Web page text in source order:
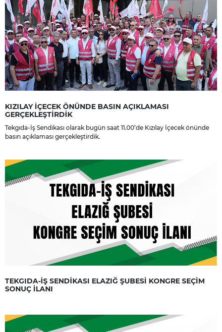
KIZILAY İÇECEK ÖNÜNDE BASIN AÇIKLAMASI
GERÇEKLEŞTİRDİK
Tekgıda-İş Sendikası olarak bugün saat 11.00’de Kızılay İçecek önünde
basın açıklaması gerçekleştirdik.
TEKGIDA-İŞ SENDİKASI ELAZIĞ ŞUBESİ KONGRE SEÇİM
SONUÇ İLANI